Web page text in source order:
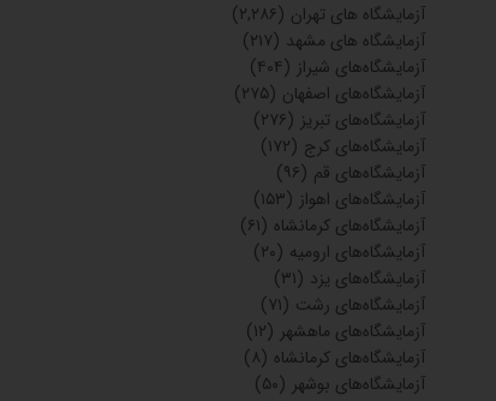
آزمایشگاه‌ های تهران (۲,۲۸۶)
آزمایشگاه های مشهد (۲۱۷)
آزمایشگاه‌های شیراز (۴۰۴)
آزمایشگاه‌های اصفهان (۲۷۵)
آزمایشگاه‌های تبریز (۲۷۶)
آزمایشگاه‌های کرج (۱۷۲)
آزمایشگاه‌های قم (۹۶)
آزمایشگاه‌های اهواز (۱۵۳)
آزمایشگاه‌های کرمانشاه (۶۱)
آزمایشگاه‌های ارومیه (۲۰)
آزمایشگاه‌های یزد (۳۱)
آزمایشگاه‌های رشت (۷۱)
آزمایشگاه‌های ماهشهر (۱۲)
آزمایشگاه‌های کرمانشاه (۸)
آزمایشگاه‌های بوشهر (۵۰)